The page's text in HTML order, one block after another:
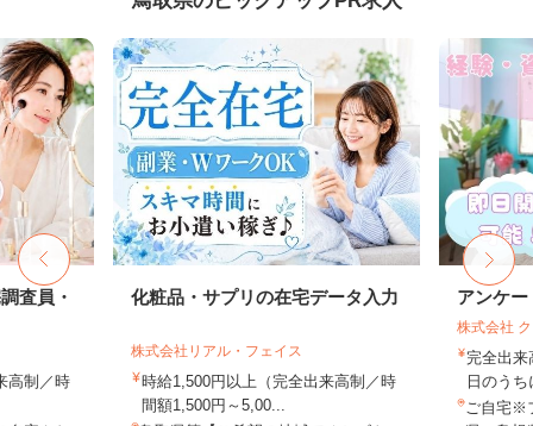
査員・
高制／時
化粧品・サプリの在宅データ入力
株式会社リアル・フェイス
時給1,500円以上（完全出来高制／時
間額1,500円～5,00...
アンケ
株式会社
完全出
日のう
ご自宅※